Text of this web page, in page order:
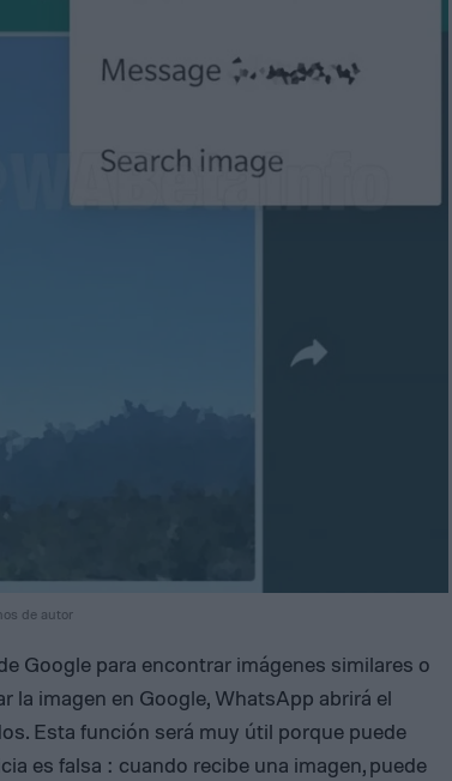
de autor
Google para encontrar imágenes similares o
la imagen en Google, WhatsApp abrirá el
Esta función será muy útil porque puede
es falsa : cuando recibe una imagen, puede